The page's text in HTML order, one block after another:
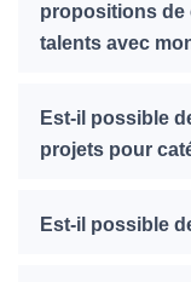
propositions de
talents avec
Est-il possible
projets pour
Est-il possible